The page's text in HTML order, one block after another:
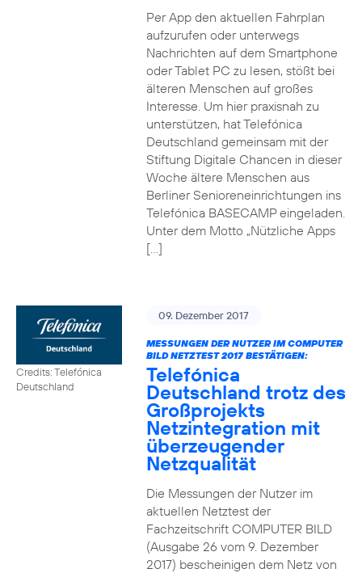
Per App den aktuellen Fahrplan
aufzurufen oder unterwegs
Nachrichten auf dem Smartphone
oder Tablet PC zu lesen, stößt bei
älteren Menschen auf großes
Interesse. Um hier praxisnah zu
unterstützen, hat Telefónica
Deutschland gemeinsam mit der
Stiftung Digitale Chancen in dieser
Woche ältere Menschen aus
Berliner Senioreneinrichtungen ins
Telefónica BASECAMP eingeladen.
Unter dem Motto „Nützliche Apps
[…]
Credits: Telefónica
Deutschland
09. Dezember 2017
MESSUNGEN DER NUTZER IM COMPUTER
BILD NETZTEST 2017 BESTÄTIGEN:
Telefónica
Deutschland trotz des
Großprojekts
Netzintegration mit
überzeugender
Netzqualität
Die Messungen der Nutzer im
aktuellen Netztest der
Fachzeitschrift COMPUTER BILD
(Ausgabe 26 vom 9. Dezember
2017) bescheinigen dem Netz von